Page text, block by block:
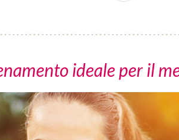
ideale per il